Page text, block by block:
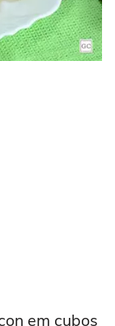
em cubos